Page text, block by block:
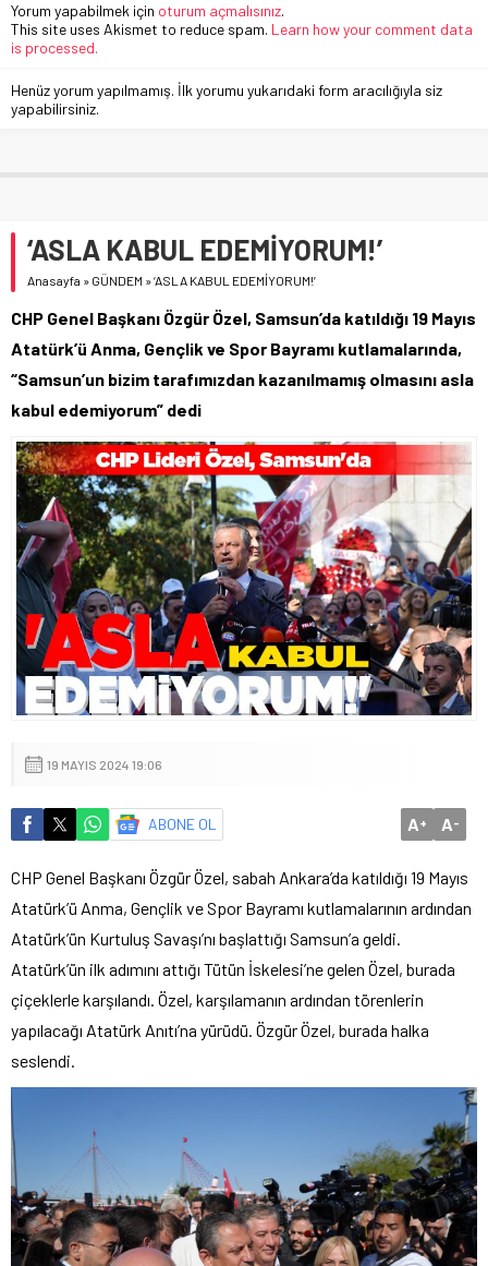
Yorum yapabilmek için oturum açmalısınız.
This site uses Akismet to reduce spam. Learn how your comment data
is processed.
Henüz yorum yapılmamış. İlk yorumu yukarıdaki form aracılığıyla siz
yapabilirsiniz.
‘ASLA KABUL EDEMİYORUM!’
Anasayfa » GÜNDEM »‘ASLA KABUL EDEMİYORUM!’
CHP Genel Başkanı Özgür Özel, Samsun’da katıldığı 19 Mayıs
Atatürk’ü Anma, Gençlik ve Spor Bayramı kutlamalarında,
“Samsun’un bizim tarafımızdan kazanılmamış olmasını asla
kabul edemiyorum” dedi
19 MAYIS 2024 19:06
ABONE OL A+ A-
CHP Genel Başkanı Özgür Özel, sabah Ankara’da katıldığı 19 Mayıs
Atatürk’ü Anma, Gençlik ve Spor Bayramı kutlamalarının ardından
Atatürk’ün Kurtuluş Savaşı’nı başlattığı Samsun’a geldi.
Atatürk’ün ilk adımını attığı Tütün İskelesi’ne gelen Özel, burada
çiçeklerle karşılandı. Özel, karşılamanın ardından törenlerin
yapılacağı Atatürk Anıtı’na yürüdü. Özgür Özel, burada halka
seslendi.